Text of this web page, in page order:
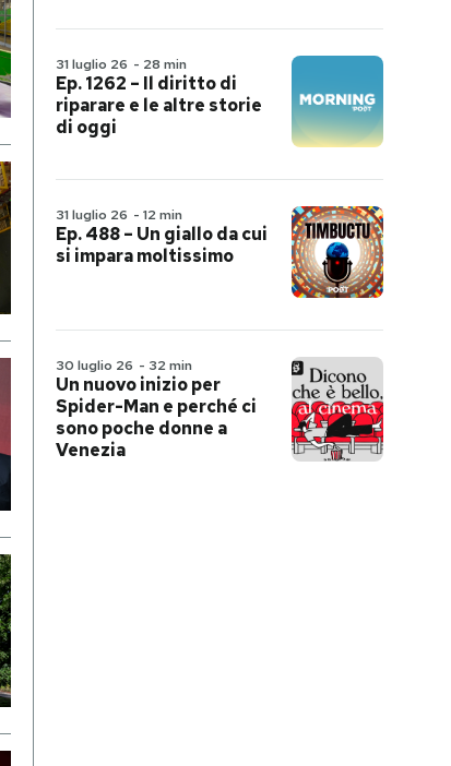
31 luglio 26 - 28 min
Ep. 1262 – Il diritto di
riparare e le altre storie
di oggi
31 luglio 26 - 12 min
Ep. 488 – Un giallo da cui
si impara moltissimo
30 luglio 26 - 32 min
Un nuovo inizio per
Spider-Man e perché ci
sono poche donne a
Venezia